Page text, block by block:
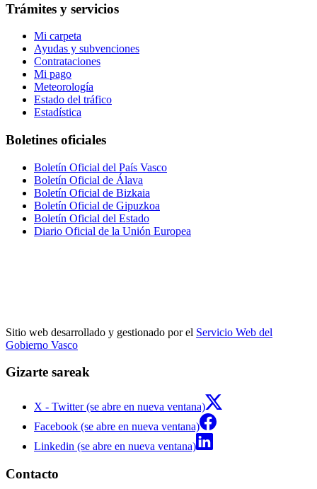
Trámites y servicios
Mi carpeta
Ayudas y subvenciones
Contrataciones
Mi pago
Meteorología
Estado del tráfico
Estadística
Boletines oficiales
Boletín Oficial del País Vasco
Boletín Oficial de Álava
Boletín Oficial de Bizkaia
Boletín Oficial de Gipuzkoa
Boletín Oficial del Estado
Diario Oficial de la Unión Europea
Sitio web desarrollado y gestionado por el Servicio Web del
Gobierno Vasco
Gizarte sareak
X - Twitter (se abre en nueva ventana)
Facebook (se abre en nueva ventana)
Linkedin (se abre en nueva ventana)
Contacto